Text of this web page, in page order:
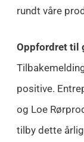
rundt våre
Oppfordret til
positive.
og Loe
tilby dette